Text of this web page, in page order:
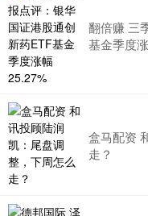
翻倍赚 三
基金季度
盒马配资
走？